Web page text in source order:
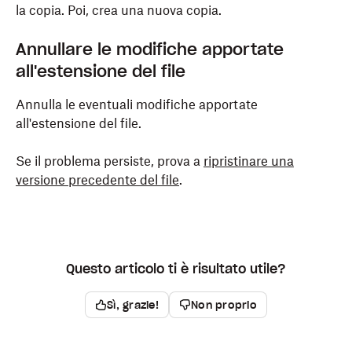
la copia. Poi, crea una nuova copia.
Annullare le modifiche apportate
all'estensione del file
Annulla le eventuali modifiche apportate
all'estensione del file.
Se il problema persiste, prova a ripristinare una
versione precedente del file.
Questo articolo ti è risultato utile?
Sì, grazie! Non proprio